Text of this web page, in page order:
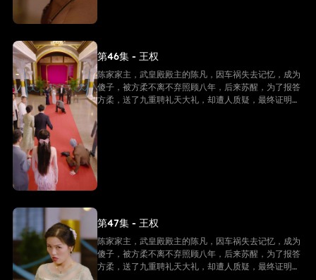
第46集 - 王权
陈家家主，武皇殿殿主的陈凡，因车祸失去记忆，成为
傻子，被方柔不离不弃照顾八年，后来苏醒，为了报答
方柔，送了九重聘礼天大礼，却遭人质疑，最终证明他
终成眷属。
第47集 - 王权
陈家家主，武皇殿殿主的陈凡，因车祸失去记忆，成为
傻子，被方柔不离不弃照顾八年，后来苏醒，为了报答
方柔，送了九重聘礼天大礼，却遭人质疑，最终证明他